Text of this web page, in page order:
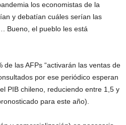
los economistas de la
y debatían cuáles serían las
Bueno, el pueblo les está
las AFPs “activarán las ventas de
por ese periódico esperan
PIB chileno, reduciendo entre 1,5 y
para este año).